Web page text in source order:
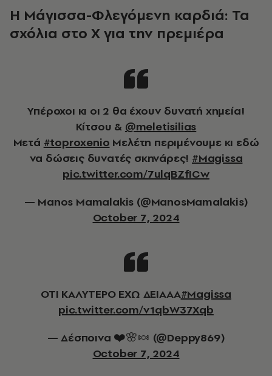
Η Μάγισσα-Φλεγόμενη καρδιά: Τα
σχόλια στο X για την πρεμιέρα
Υπέροχοι κι οι 2 θα έχουν δυνατή χημεία!
Κίτσου & @meletisilias
Μετά #toproxenio Μελέτη περιμένουμε κι εδώ
να δώσεις δυνατές σκηνάρες! #Magissa
pic.twitter.com/7ulqBZfICw
— Manos Mamalakis (@ManosMamalakis)
October 7, 2024
ΟΤΙ ΚΑΛΥΤΕΡΟ ΕΧΩ ΔΕΙΑΑΑ#Magissa
pic.twitter.com/v1qbW37Xqb
— Δέσποινα ❤️🌸🍬 (@Deppy869)
October 7, 2024